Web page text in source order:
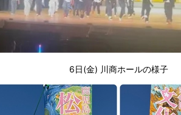
6日(金) 川商ホールの様子